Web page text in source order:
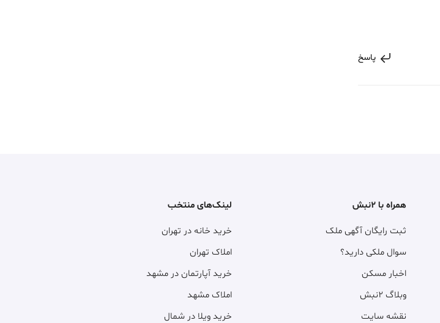
پاسخ
همراه با ۲نبش
ثبت رایگان آگهی ملک
سوال ملکی دارید؟
اخبار مسکن
وبلاگ ۲نبش
نقشه سایت
لینک‌های منتخب
خرید خانه در تهران
املاک تهران
خرید آپارتمان در مشهد
املاک مشهد
خرید ویلا در شمال